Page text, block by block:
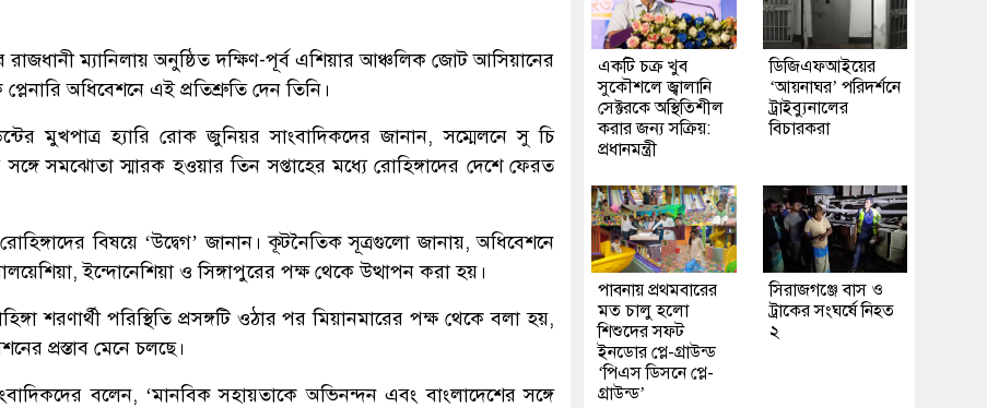
ম্যানিলায় অনুষ্ঠিত দক্ষিণ-পূর্ব এশিয়ার আঞ্চলিক জোট আসিয়ানের
অধিবেশনে এই প্রতিশ্রুতি দেন তিনি।
মুখপাত্র হ্যারি রোক জুনিয়র সাংবাদিকদের জানান, সম্মেলনে সু চি
সঙ্গে সমঝোতা স্মারক হওয়ার তিন সপ্তাহের মধ্যে রোহিঙ্গাদের দেশে ফেরত
বিষয়ে ‘উদ্বেগ’ জানান। কূটনৈতিক সূত্রগুলো জানায়, অধিবেশনে
ইন্দোনেশিয়া ও সিঙ্গাপুরের পক্ষ থেকে উত্থাপন করা হয়।
শরণার্থী পরিস্থিতি প্রসঙ্গটি ওঠার পর মিয়ানমারের পক্ষ থেকে বলা হয়,
প্রস্তাব মেনে চলছে।
বলেন, ‘মানবিক সহায়তাকে অভিনন্দন এবং বাংলাদেশের সঙ্গে
একটি চক্র খুব
সুকৌশলে জ্বালানি
সেক্টরকে অস্থিতিশীল
করার জন্য সক্রিয়:
প্রধানমন্ত্রী
ডিজিএফআইয়ের
‘আয়নাঘর’ পরিদর্শনে
ট্রাইব্যুনালের
বিচারকরা
পাবনায় প্রথমবারের
মত চালু হলো
শিশুদের সফট
ইনডোর প্লে-গ্রাউন্ড
‘পিএস ডিসনে প্লে-
গ্রাউন্ড’
সিরাজগঞ্জে বাস ও
ট্রাকের সংঘর্ষে নিহত
২